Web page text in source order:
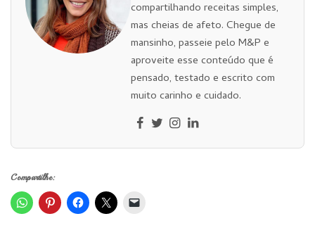
compartilhando receitas simples,
mas cheias de afeto. Chegue de
mansinho, passeie pelo M&P e
aproveite esse conteúdo que é
pensado, testado e escrito com
muito carinho e cuidado.
Compartilhe: